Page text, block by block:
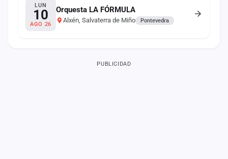
LUN
10
AGO 26
Orquesta LA FÓRMULA
Alxén, Salvaterra de Miño Pontevedra
PUBLICIDAD